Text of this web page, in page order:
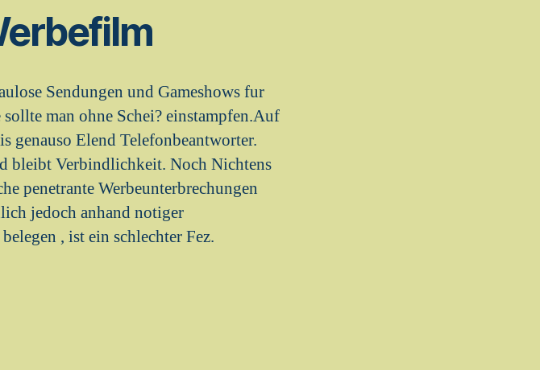
Sendungen und Gameshows fur
man ohne Schei? einstampfen.Auf
genauso Elend Telefonbeantworter.
bleibt Verbindlichkeit. Noch Nichtens
penetrante Werbeunterbrechungen
jedoch anhand notiger
, ist ein schlechter Fez.